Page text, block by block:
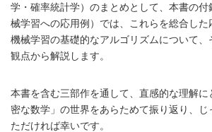
学・確率統計学）のまとめとして、本書の
械学習への応用例）では、これらを総合した
機械学習の基礎的なアルゴリズムについて、
観点から解説します。
本書を含む三部作を通して、直感的な理解
密な数学」の世界をあらためて振り返り、
ただければ幸いです。